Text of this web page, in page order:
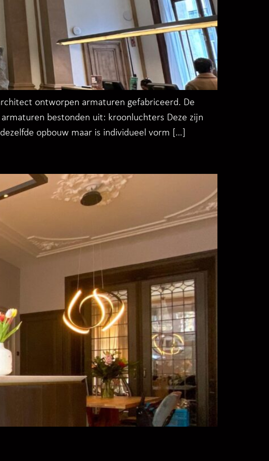
ontworpen armaturen gefabriceerd. De
bestonden uit: kroonluchters Deze zijn
opbouw maar is individueel vorm […]